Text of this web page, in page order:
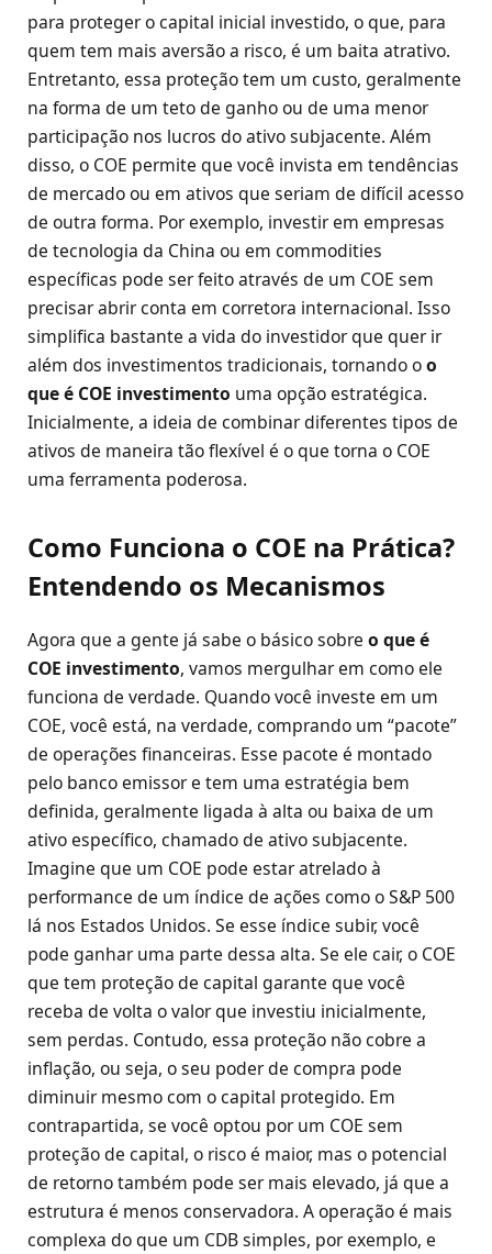
para proteger o capital inicial investido, o que, para
quem tem mais aversão a risco, é um baita atrativo.
Entretanto, essa proteção tem um custo, geralmente
na forma de um teto de ganho ou de uma menor
participação nos lucros do ativo subjacente. Além
disso, o COE permite que você invista em tendências
de mercado ou em ativos que seriam de difícil acesso
de outra forma. Por exemplo, investir em empresas
de tecnologia da China ou em commodities
específicas pode ser feito através de um COE sem
precisar abrir conta em corretora internacional. Isso
simplifica bastante a vida do investidor que quer ir
além dos investimentos tradicionais, tornando oo
que é COE investimento uma opção estratégica.
Inicialmente, a ideia de combinar diferentes tipos de
ativos de maneira tão flexível é o que torna o COE
uma ferramenta poderosa.
Como Funciona o COE na Prática?
Entendendo os Mecanismos
Agora que a gente já sabe o básico sobre o que é
COE investimento, vamos mergulhar em como ele
funciona de verdade. Quando você investe em um
COE, você está, na verdade, comprando um “pacote”
de operações financeiras. Esse pacote é montado
pelo banco emissor e tem uma estratégia bem
definida, geralmente ligada à alta ou baixa de um
ativo específico, chamado de ativo subjacente.
Imagine que um COE pode estar atrelado à
performance de um índice de ações como o S&P 500
lá nos Estados Unidos. Se esse índice subir, você
pode ganhar uma parte dessa alta. Se ele cair, o COE
que tem proteção de capital garante que você
receba de volta o valor que investiu inicialmente,
sem perdas. Contudo, essa proteção não cobre a
inflação, ou seja, o seu poder de compra pode
diminuir mesmo com o capital protegido. Em
contrapartida, se você optou por um COE sem
proteção de capital, o risco é maior, mas o potencial
de retorno também pode ser mais elevado, já que a
estrutura é menos conservadora. A operação é mais
complexa do que um CDB simples, por exemplo, e